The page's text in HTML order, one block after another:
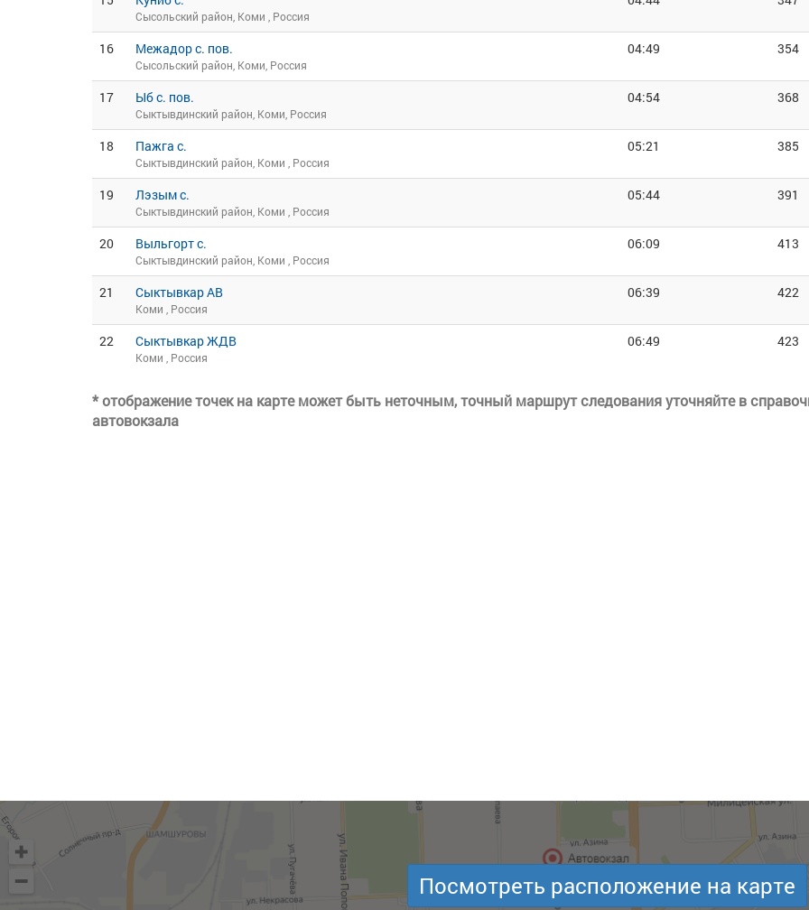
Сысольский район, Коми , Россия
16 Межадор с. пов.
Сысольский район, Коми, Россия
04:49 354
17 Ыб с. пов.
Сыктывдинский район, Коми, Россия
04:54 368
18 Пажга с.
Сыктывдинский район, Коми , Россия
05:21 385
19 Лэзым с.
Сыктывдинский район, Коми , Россия
05:44 391
20 Выльгорт с.
Сыктывдинский район, Коми , Россия
06:09 413
21 Сыктывкар АВ
Коми , Россия
06:39 422
22 Сыктывкар ЖДВ
Коми , Россия
06:49 423
* отображение точек на карте может быть неточным, точный маршрут следования уточняйте в
автовокзала
Посмотреть расположение на карте